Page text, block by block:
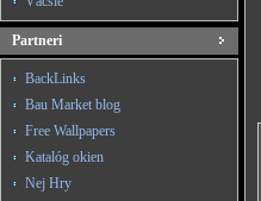
Partneri
BackLinks
Bau Market blog
Free Wallpapers
Katalóg okien
Nej Hry